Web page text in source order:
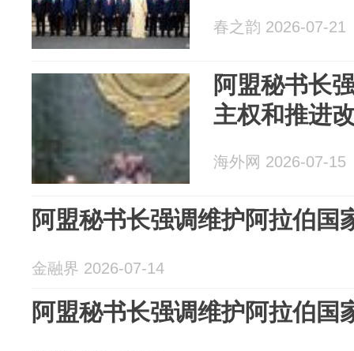
春之韵 2026-07-21
阿盟秘书长
主权和推进
海外网 2026-07-15
阿盟秘书长强调维护阿拉伯国
金融界 2026-07-14
阿盟秘书长强调维护阿拉伯国